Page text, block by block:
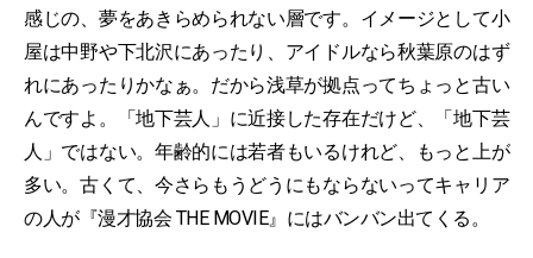
感じの、夢をあきらめられない層です。イメージとして小
屋は中野や下北沢にあったり、アイドルなら秋葉原のはず
れにあったりかなぁ。だから浅草が拠点ってちょっと古い
んですよ。「地下芸人」に近接した存在だけど、「地下芸
人」ではない。年齢的には若者もいるけれど、もっと上が
多い。古くて、今さらもうどうにもならないってキャリア
の人が『漫才協会 THE MOVIE』にはバンバン出てくる。